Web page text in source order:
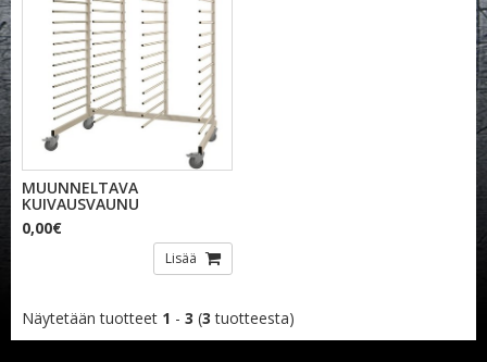
MUUNNELTAVA
KUIVAUSVAUNU
0,00€
Lisää
Näytetään tuotteet 1 - 3 (3 tuotteesta)